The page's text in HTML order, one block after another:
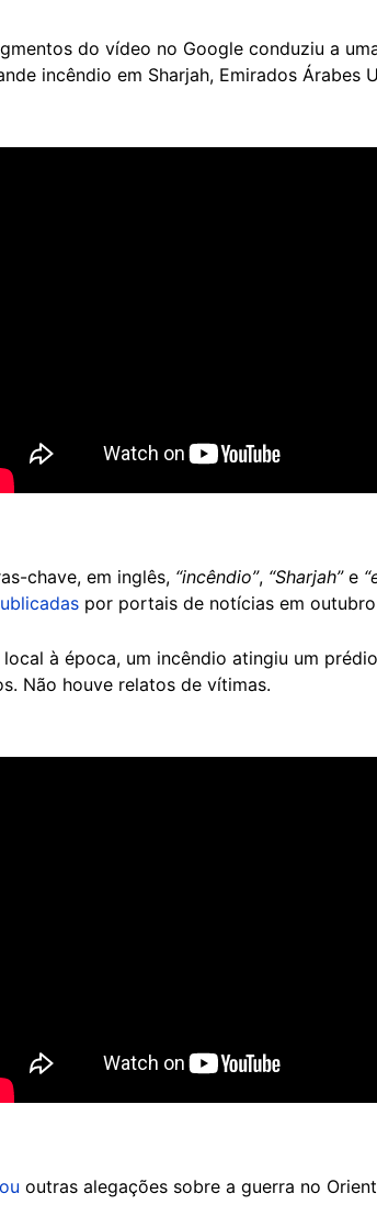
do vídeo no Google conduziu a
incêndio em Sharjah, Emirados Árabes
chave, em inglês, “incêndio”, “Sharjah”e
por portais de notícias em
à época, um incêndio atingiu um
Não houve relatos de vítimas.
outras alegações sobre a guerra no